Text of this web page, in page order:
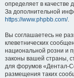
определяет в качестве
За дополнительной
https://www.phpbb.com/.
Вы соглашаетесь не
клеветнических
национальной розни и
законы вашей страны,
для форумов «Дентал-
размещения таких